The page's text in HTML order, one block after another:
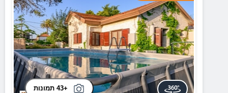
+43 תמונות